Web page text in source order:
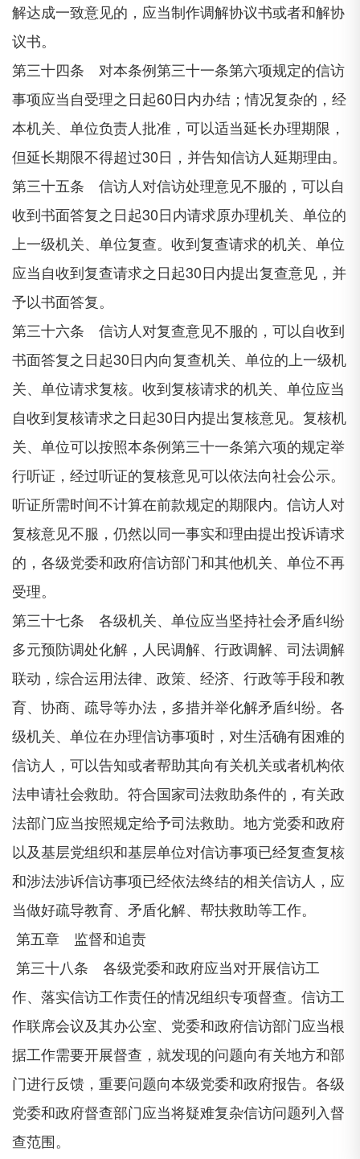
解达成一致意见的，应当制作调解协议书或者和解协
议书。
第三十四条 对本条例第三十一条第六项规定的信访
事项应当自受理之日起60日内办结；情况复杂的，经
本机关、单位负责人批准，可以适当延长办理期限，
但延长期限不得超过30日，并告知信访人延期理由。
第三十五条 信访人对信访处理意见不服的，可以自
收到书面答复之日起30日内请求原办理机关、单位的
上一级机关、单位复查。收到复查请求的机关、单位
应当自收到复查请求之日起30日内提出复查意见，并
予以书面答复。
第三十六条 信访人对复查意见不服的，可以自收到
书面答复之日起30日内向复查机关、单位的上一级机
关、单位请求复核。收到复核请求的机关、单位应当
自收到复核请求之日起30日内提出复核意见。复核机
关、单位可以按照本条例第三十一条第六项的规定举
行听证，经过听证的复核意见可以依法向社会公示。
听证所需时间不计算在前款规定的期限内。信访人对
复核意见不服，仍然以同一事实和理由提出投诉请求
的，各级党委和政府信访部门和其他机关、单位不再
受理。
第三十七条 各级机关、单位应当坚持社会矛盾纠纷
多元预防调处化解，人民调解、行政调解、司法调解
联动，综合运用法律、政策、经济、行政等手段和教
育、协商、疏导等办法，多措并举化解矛盾纠纷。各
级机关、单位在办理信访事项时，对生活确有困难的
信访人，可以告知或者帮助其向有关机关或者机构依
法申请社会救助。符合国家司法救助条件的，有关政
法部门应当按照规定给予司法救助。地方党委和政府
以及基层党组织和基层单位对信访事项已经复查复核
和涉法涉诉信访事项已经依法终结的相关信访人，应
当做好疏导教育、矛盾化解、帮扶救助等工作。
第五章 监督和追责
第三十八条 各级党委和政府应当对开展信访工
作、落实信访工作责任的情况组织专项督查。信访工
作联席会议及其办公室、党委和政府信访部门应当根
据工作需要开展督查，就发现的问题向有关地方和部
门进行反馈，重要问题向本级党委和政府报告。各级
党委和政府督查部门应当将疑难复杂信访问题列入督
查范围。